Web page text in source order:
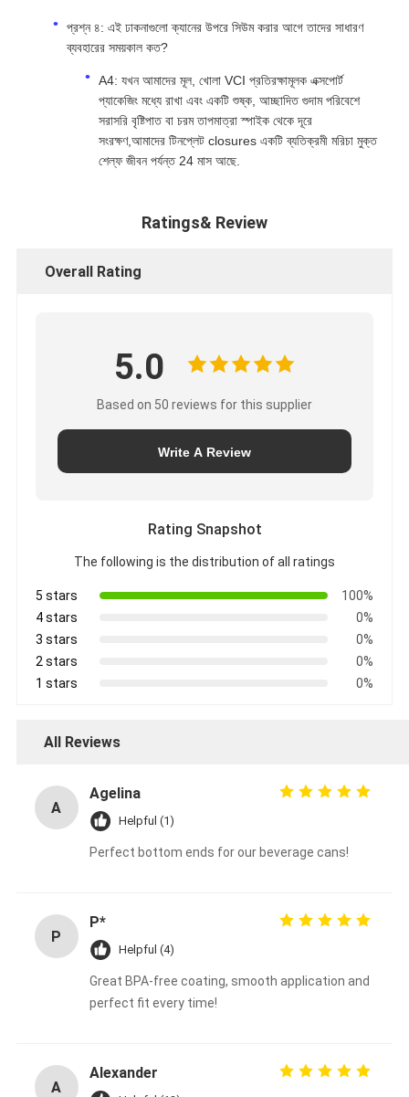
প্রশ্ন ৪: এই ঢাকনাগুলো ক্যানের উপরে সিউম করার আগে তাদের সাধারণ
ব্যবহারের সময়কাল কত?
A4: যখন আমাদের মূল, খোলা VCI প্রতিরক্ষামূলক এক্সপোর্ট
প্যাকেজিং মধ্যে রাখা এবং একটি শুষ্ক, আচ্ছাদিত গুদাম পরিবেশে
সরাসরি বৃষ্টিপাত বা চরম তাপমাত্রা স্পাইক থেকে দূরে
সংরক্ষণ,আমাদের টিনপ্লেট closures একটি ব্যতিক্রমী মরিচা মুক্ত
শেল্ফ জীবন পর্যন্ত 24 মাস আছে.
Ratings& Review
Overall Rating
5.0
Based on 50 reviews for this supplier
Write A Review
Rating Snapshot
The following is the distribution of all ratings
5 stars
100%
4 stars
0%
3 stars
0%
2 stars
0%
1 stars
0%
All Reviews
A
Agelina
Helpful (1)
Perfect bottom ends for our beverage cans!
P
P*
Helpful (4)
Great BPA-free coating, smooth application and
perfect fit every time!
A
Alexander